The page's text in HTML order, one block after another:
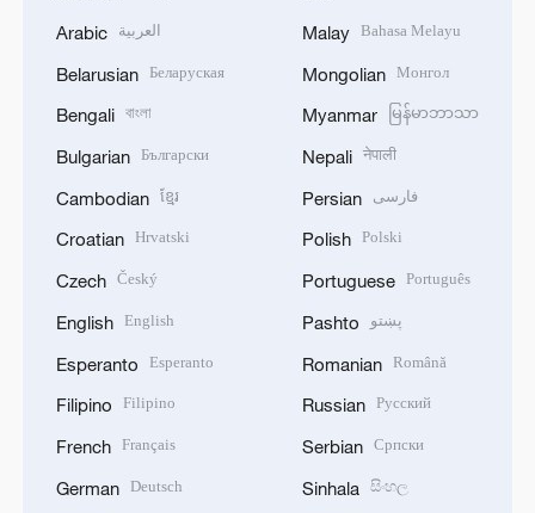
Arabic العربية
Belarusian Беларуская
Bengali বাংলা
Bulgarian Български
Cambodian ខ្មែរ
Croatian Hrvatski
Czech Český
English English
Esperanto Esperanto
Filipino Filipino
French Français
German Deutsch
Malay Bahasa Melayu
Mongolian Монгол
Myanmar မြန်မာဘာသာ
Nepali नेपाली
Persian فارسی
Polish Polski
Portuguese Português
Pashto پښتو
Romanian Română
Russian Русский
Serbian Српски
Sinhala සිංහල